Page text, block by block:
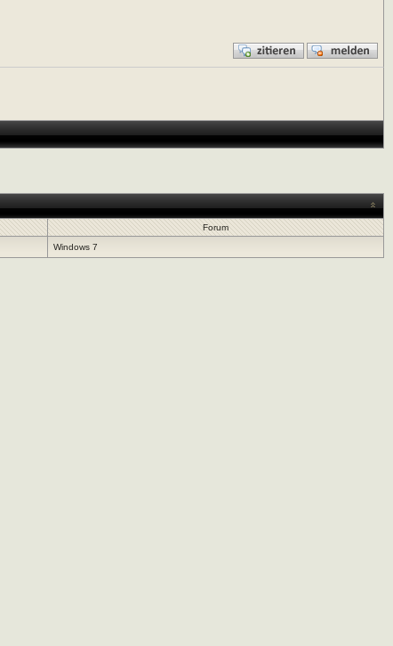
Forum
Windows 7